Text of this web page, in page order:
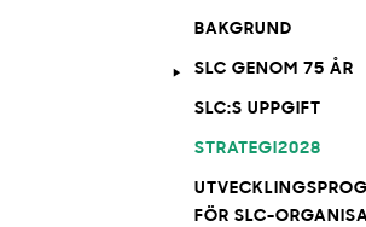
BAKGRUND
SLC GENOM 75 ÅR
SLC:S UPPGIFT
STRATEGI2028
FÖR SLC-